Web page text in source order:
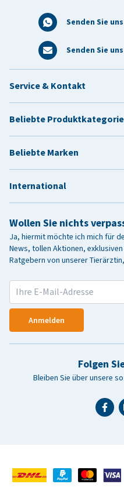
Senden Sie
Senden Sie
Wollen Sie nichts
Ja, hiermit möchte ich mich für
News, tollen Aktionen,
Ratgebern von unserer
Anmelden
Folgen
Bleiben Sie über unsere
Service & Kontakt
Beliebte
Beliebte Marken
International